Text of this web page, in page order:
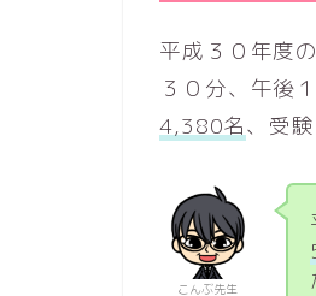
平成３０年度
３０分、午後
4,380名、受
こんぶ先生